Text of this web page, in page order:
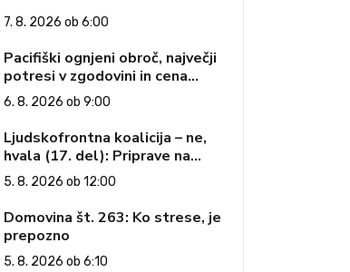
7. 8. 2026 ob 6:00
Pacifiški ognjeni obroč, največji
potresi v zgodovini in cena
pozabe
6. 8. 2026 ob 9:00
Ljudskofrontna koalicija – ne,
hvala (17. del): Priprave na
sestop z oblasti – dvorska
opozicija 6: Gramsci na delu:
Revija 2000 in revolucionarna
izvotlitev krščanstva
5. 8. 2026 ob 12:00
Domovina št. 263: Ko strese, je
prepozno
5. 8. 2026 ob 6:10